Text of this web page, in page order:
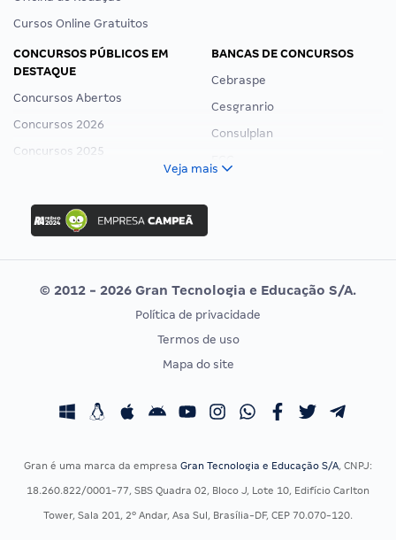
Cursos Online Gratuitos
CONCURSOS PÚBLICOS EM
DESTAQUE
Concursos Abertos
Concursos 2026
Concursos 2025
Concurso Ibama
Concurso MPU
Editais publicados
BANCAS DE CONCURSOS
Cebraspe
Cesgranrio
Consulplan
Vunesp
CONCURSOS POR PROFISSÃO
Concursos Fiscais
Concursos Saúde
EXAME DE ORDEM
Calendário OAB
Veja mais
© 2012 - 2026 Gran Tecnologia e Educação S/A.
Política de privacidade
Termos de uso
Mapa do site
Gran é uma marca da empresa Gran Tecnologia e Educação S/A, CNPJ:
18.260.822/0001-77, SBS Quadra 02, Bloco J, Lote 10, Edifício Carlton
Tower, Sala 201, 2º Andar, Asa Sul, Brasília-DF, CEP 70.070-120.